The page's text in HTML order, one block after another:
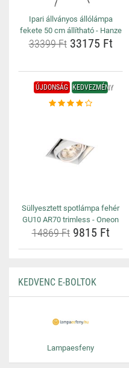
Ipari állványos állólámpa
fekete 50 cm állítható - Hanze
33399 Ft33175 Ft
ÚJDONSÁG KEDVEZMÉNY
Süllyesztett spotlámpa fehér
GU10 AR70 trimless - Oneon
14869 Ft9815 Ft
KEDVENC E-BOLTOK
Lampaesfeny